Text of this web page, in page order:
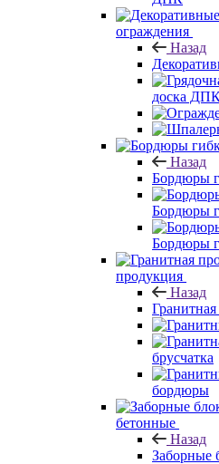
ограждения
Назад
доска
Назад
Бордюры
Бордюры
Бордюры
продукция
Назад
брусчатка
бордюры
бетонные
Назад
Заборные